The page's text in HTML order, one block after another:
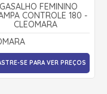
FEMININO
CONTROLE 180 -
CLEOMARA
SE PARA VER PREÇOS